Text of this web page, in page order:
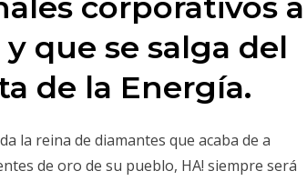
que se salga del
de la Energía.
la reina de diamantes que acaba de a
de oro de su pueblo, HA! siempre será